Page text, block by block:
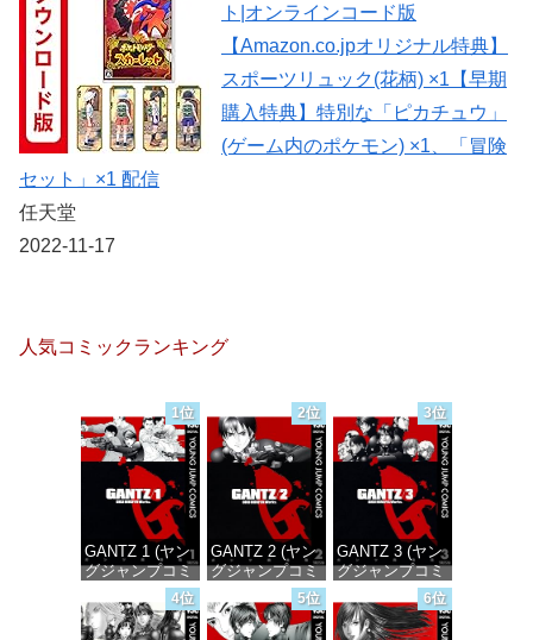
ト|オンラインコード版
【Amazon.co.jpオリジナル特典】
スポーツリュック(花柄) ×1【早期
購入特典】特別な「ピカチュウ」
(ゲーム内のポケモン) ×1、「冒険
セット」×1 配信
任天堂
2022-11-17
人気コミックランキング
1位
GANTZ 1 (ヤン
グジャンプコミ
ックスDIGITAL)
価格：¥617
2位
GANTZ 2 (ヤン
グジャンプコミ
ックスDIGITAL)
価格：¥617
3位
GANTZ 3 (ヤン
グジャンプコミ
ックスDIGITAL)
価格：¥617
4位 5位 6位